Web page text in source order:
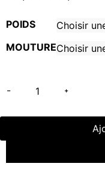
POIDS
MOUTURE